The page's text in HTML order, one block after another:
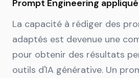
Prompt Engineering appliqué
La capacité à rédiger des
adaptés est devenue une
pour obtenir des résultats
outils d'IA générative. Un